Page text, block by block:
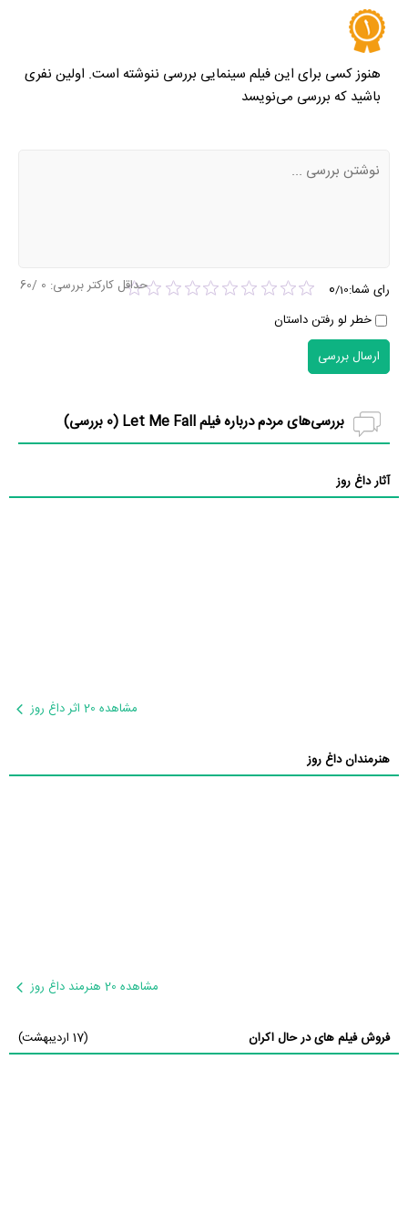
هنوز کسی برای این فیلم سینمایی بررسی ننوشته است. اولین نفری
باشید که بررسی می‌نویسد
رای شما: 0/10
خطر لو رفتن داستان
حداقل کارکتر بررسی: 0
/60
ارسال بررسی
بررسی‌های مردم درباره فیلم Let Me Fall ( 0 بررسی)
آثار داغ روز
مشاهده 20 اثر داغ روز
هنرمندان داغ روز
مشاهده 20 هنرمند داغ روز
فروش فیلم های در حال اکران (17 اردیبهشت)